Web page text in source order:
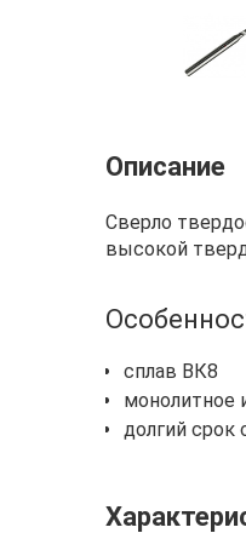
Описание
Сверло
высокой
сплав ВК8
монолитное
долгий срок